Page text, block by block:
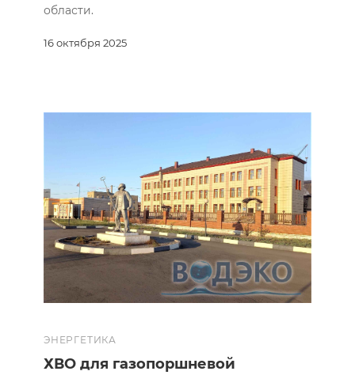
16 октября 2025
области.
ЭНЕРГЕТИКА
ХВО для газопоршневой